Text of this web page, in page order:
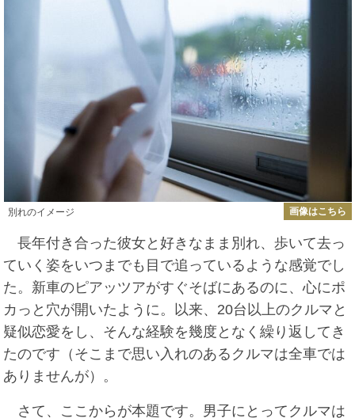
別れのイメージ 画像はこちら
長年付き合った彼女と好きなまま別れ、歩いて去っ
ていく姿をいつまでも目で追っているような感覚でし
た。新車のピアッツアがすぐそばにあるのに、心にポ
カっと穴が開いたように。以来、20台以上のクルマと
疑似恋愛をし、そんな経験を幾度となく繰り返してき
たのです（そこまで思い入れのあるクルマは全車では
ありませんが）。
さて、ここからが本題です。男子にとってクルマは